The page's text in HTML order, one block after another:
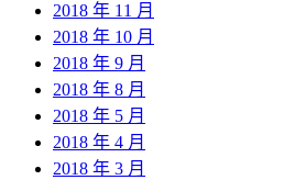
2018 年 11 月
2018 年 10 月
2018 年 9 月
2018 年 8 月
2018 年 5 月
2018 年 4 月
2018 年 3 月